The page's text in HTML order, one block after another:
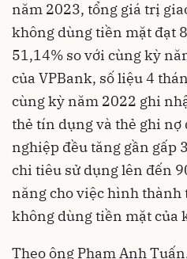
năm 2023, tổng giá trị
không dùng tiền mặt đạt
51,14% so với cùng kỳ
của VPBank, số liệu 4
cùng kỳ năm 2022 ghi
thẻ tín dụng và thẻ ghi nợ
nghiệp đều tăng gần gấp
chi tiêu sử dụng lên đến
năng cho việc hình
không dùng tiền mặt của
Theo ông Phạm Anh